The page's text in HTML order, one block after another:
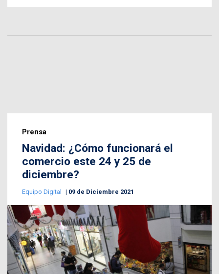
Prensa
Navidad: ¿Cómo funcionará el
comercio este 24 y 25 de
diciembre?
Equipo Digital 09 de Diciembre 2021